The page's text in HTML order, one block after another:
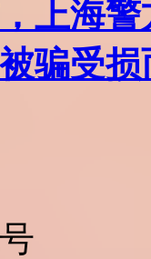
上海
骗受